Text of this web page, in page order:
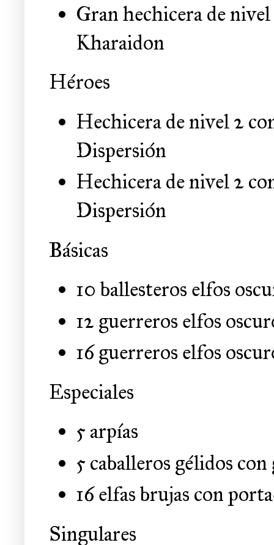
Gran hechicera de
Kharaidon
Héroes
Hechicera de nivel 2
Dispersión
Hechicera de nivel 2
Dispersión
Básicas
10 ballesteros elfos
12 guerreros elfos
16 guerreros elfos
Especiales
5 arpías
5 caballeros gélidos
16 elfas brujas con
Singulares